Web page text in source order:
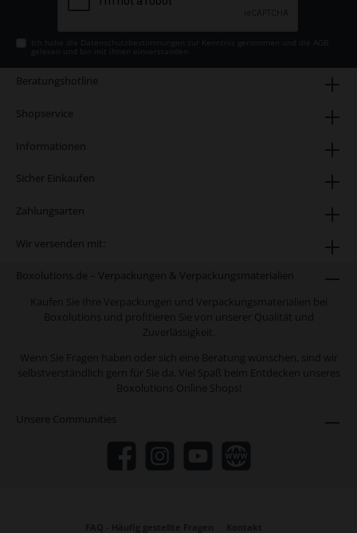
Ich habe die Datenschutzbestimmungen zur Kenntnis genommen und die AGB
gelesen und bin mit ihnen einverstanden.
Beratungshotline
Shopservice
Informationen
Sicher Einkaufen
Zahlungsarten
Wir versenden mit:
Boxolutions.de – Verpackungen & Verpackungsmaterialien
Kaufen Sie Ihre Verpackungen und Verpackungsmaterialien bei
Boxolutions und profitieren Sie von unserer Qualität und
Zuverlässigkeit.
Wenn Sie Fragen haben oder sich eine Beratung wünschen, sind wir
selbstverständlich gern für Sie da. Viel Spaß beim Entdecken unseres
Boxolutions Online Shops!
Unsere Communities